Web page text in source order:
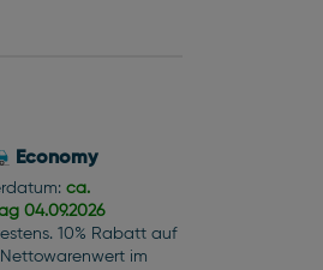
Economy
ca.
04.09.2026
10% Rabatt auf
im